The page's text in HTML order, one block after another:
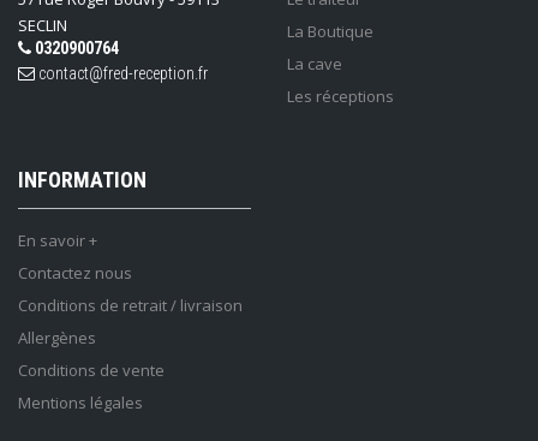
SECLIN
0320900764
contact@fred-reception.fr
La Boutique
La cave
Les réceptions
INFORMATION
En savoir +
Contactez nous
Conditions de retrait / livraison
Allergènes
Conditions de vente
Mentions légales